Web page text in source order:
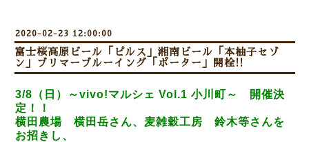
2020-02-23 12:00:00
富士桜高原ビール「ピルス」湘南ビール「本柚子セゾ
ン」ブリマーブルーイング「ポーター」開栓!!
3/8（日）～vivo!マルシェ Vol.1 小川町～
開催決
定！！
横田農場 横田岳さん、麦雑穀工房 鈴木等さんを
お招きし、